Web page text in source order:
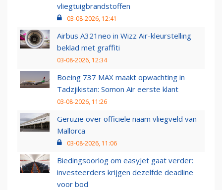
vliegtuigbrandstoffen
03-08-2026, 12:41
Airbus A321neo in Wizz Air-kleurstelling
beklad met graffiti
03-08-2026, 12:34
Boeing 737 MAX maakt opwachting in
Tadzjikistan: Somon Air eerste klant
03-08-2026, 11:26
Geruzie over officiële naam vliegveld van
Mallorca
03-08-2026, 11:06
Biedingsoorlog om easyJet gaat verder:
investeerders krijgen dezelfde deadline
voor bod